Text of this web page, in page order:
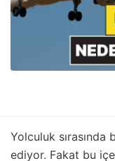
Yolculuk
ediyor. Fakat bu